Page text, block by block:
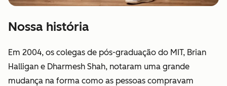
Nossa história
Em 2004, os colegas de pós-graduação do MIT, Brian
Halligan e Dharmesh Shah, notaram uma grande
mudança na forma como as pessoas compravam